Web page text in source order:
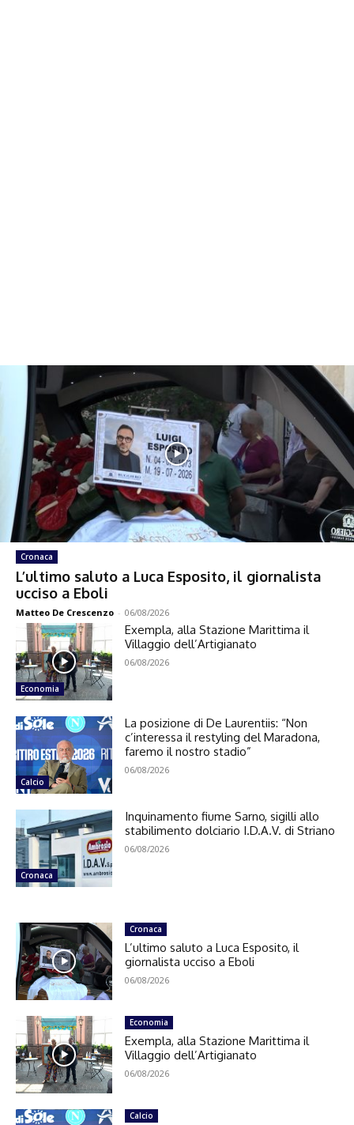
Cronaca
L’ultimo saluto a Luca Esposito, il giornalista
ucciso a Eboli
Matteo De Crescenzo - 06/08/2026
Economia
Exempla, alla Stazione Marittima il
Villaggio dell’Artigianato
06/08/2026
Calcio
La posizione di De Laurentiis: “Non
c’interessa il restyling del Maradona,
faremo il nostro stadio”
06/08/2026
Cronaca
Inquinamento fiume Sarno, sigilli allo
stabilimento dolciario I.D.A.V. di Striano
06/08/2026
Cronaca
L’ultimo saluto a Luca Esposito, il
giornalista ucciso a Eboli
06/08/2026
Economia
Exempla, alla Stazione Marittima il
Villaggio dell’Artigianato
06/08/2026
Calcio